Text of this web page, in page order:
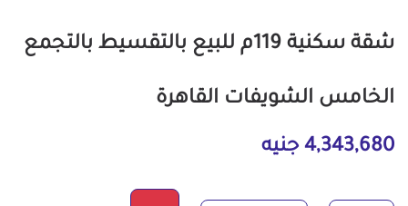
شقة سكنية 119م للبيع بالتقسيط بالتجمع
الخامس الشويفات القاهرة
4,343,680 جنيه